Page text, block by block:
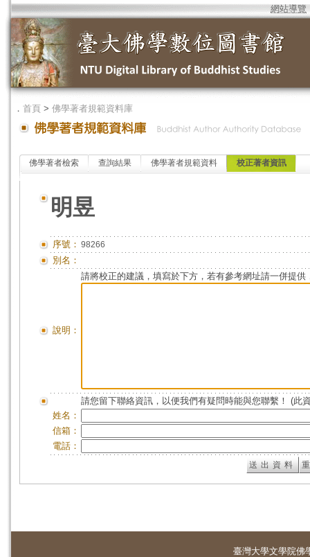
網站導覽
． 首頁 > 佛學著者規範資料庫
佛學著者檢索 查詢結果 佛學著者規範資料 校正著者資訊
明昱
序號： 98266
別名：
說明：
請將校正的建議，填寫於下方，若有參考網址請一併提供
請您留下聯絡資訊，以便我們有疑問時能與您聯繫！ (此
姓名：
信箱：
電話：
臺灣大學文學院佛